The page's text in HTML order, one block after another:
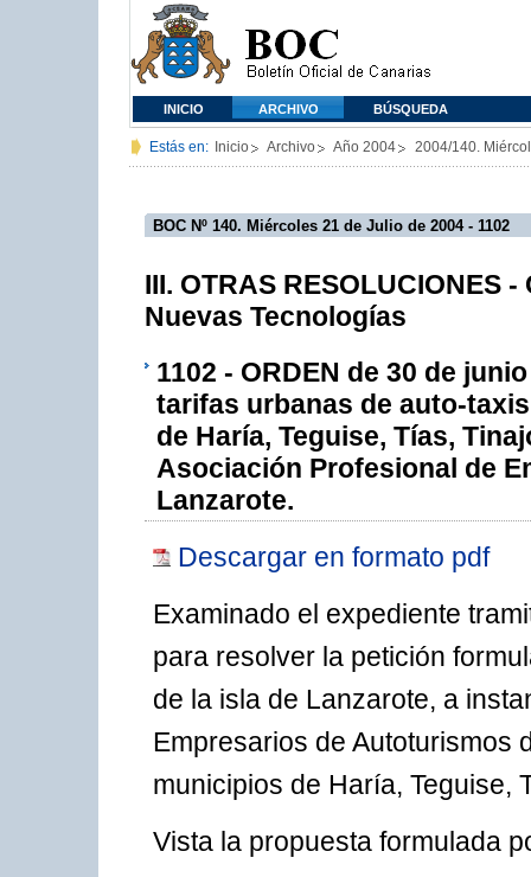
INICIO ARCHIVO BÚSQUEDA
Estás en: Inicio Archivo Año 2004 2004/140.
BOC Nº 140. Miércoles 21 de Julio de 2004 - 1102
III. OTRAS RESOLUCIONES
Nuevas Tecnologías
1102 - ORDEN de 30 de
tarifas urbanas de auto-
de Haría, Teguise, Tías,
Asociación Profesional de
Lanzarote.
Descargar en formato pdf
Examinado el expediente
para resolver la petición
de la isla de Lanzarote, a
Empresarios de Autoturismos
municipios de Haría, Teguise,
Vista la propuesta formulada